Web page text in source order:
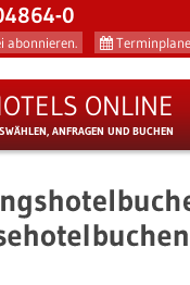
abonnieren.
0
ONLINE
ANFRAGEN UND BUCHEN